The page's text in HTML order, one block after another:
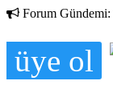
Forum Gündemi:
üye ol